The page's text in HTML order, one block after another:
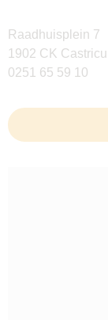
Raadhuisplein 7
1902 CK
0251 65 59 10